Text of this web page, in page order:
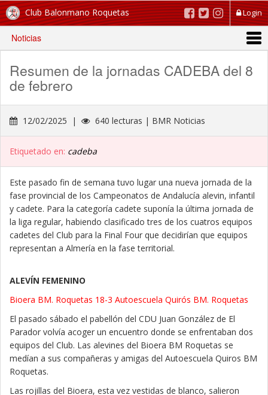
Login
Club Balonmano Roquetas
Noticias
Resumen de la jornadas CADEBA del 8
de febrero
12/02/2025 | 640 lecturas | BMR Noticias
Etiquetado en: cadeba
Este pasado fin de semana tuvo lugar una nueva jornada de la
fase provincial de los Campeonatos de Andalucía alevin, infantil
y cadete. Para la categoría cadete suponía la última jornada de
la liga regular, habiendo clasificado tres de los cuatros equipos
cadetes del Club para la Final Four que decidirían que equipos
representan a Almería en la fase territorial.
ALEVÍN FEMENINO
Bioera BM. Roquetas 18-3 Autoescuela Quirós BM. Roquetas
El pasado sábado el pabellón del CDU Juan González de El
Parador volvía acoger un encuentro donde se enfrentaban dos
equipos del Club. Las alevines del Bioera BM Roquetas se
medían a sus compañeras y amigas del Autoescuela Quiros BM
Roquetas.
Las rojillas del Bioera, esta vez vestidas de blanco, salieron